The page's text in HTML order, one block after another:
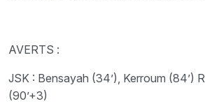
AVERTS :
JSK : Bensayah (34’), Kerroum (84’)
(90’+3)